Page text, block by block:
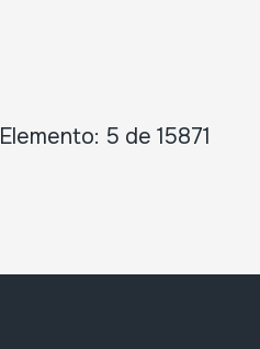
Elemento: 5 de 15871